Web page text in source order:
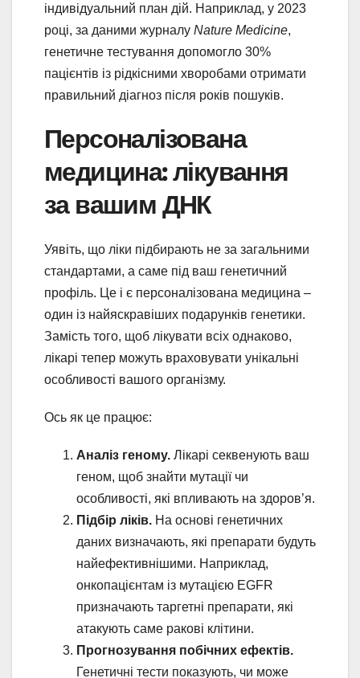
індивідуальний план дій. Наприклад, у 2023
році, за даними журналу Nature Medicine,
генетичне тестування допомогло 30%
пацієнтів із рідкісними хворобами отримати
правильний діагноз після років пошуків.
Персоналізована
медицина: лікування
за вашим ДНК
Уявіть, що ліки підбирають не за загальними
стандартами, а саме під ваш генетичний
профіль. Це і є персоналізована медицина –
один із найяскравіших подарунків генетики.
Замість того, щоб лікувати всіх однаково,
лікарі тепер можуть враховувати унікальні
особливості вашого організму.
Ось як це працює:
Аналіз геному. Лікарі секвенують ваш
геном, щоб знайти мутації чи
особливості, які впливають на здоров’я.
Підбір ліків. На основі генетичних
даних визначають, які препарати будуть
найефективнішими. Наприклад,
онкопацієнтам із мутацією EGFR
призначають таргетні препарати, які
атакують саме ракові клітини.
Прогнозування побічних ефектів.
Генетичні тести показують, чи може